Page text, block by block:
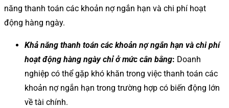
năng thanh toán các khoản nợ ngắn hạn và chi phí hoạt
động hàng ngày.
Khả năng thanh toán các khoản nợ ngắn hạn và chi phí
hoạt động hàng ngày chỉ ở mức cân bằng: Doanh
nghiệp có thể gặp khó khăn trong việc thanh toán các
khoản nợ ngắn hạn trong trường hợp có biến động lớn
về tài chính.